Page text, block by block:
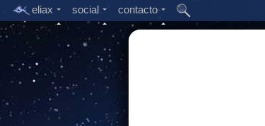
eliax social contacto